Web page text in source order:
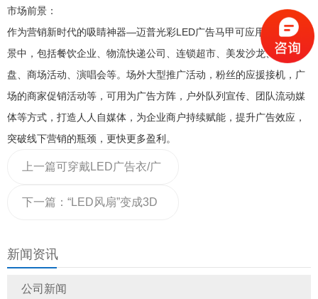
新闻资讯
公司新闻
市场前景：
作为营销新时代的吸睛神器—迈普光彩LED广告马甲可应用在很多场
景中，包括餐饮企业、物流快递公司、连锁超市、美发沙龙、楼市开
盘、商场活动、演唱会等。场外大型推广活动，粉丝的应援接机，广
场的商家促销活动等，可用为广告方阵，户外队列宣传、团队流动媒
体等方式，打造人人自媒体，为企业商户持续赋能，提升广告效应，
突破线下营销的瓶颈，更快更多盈利。
上一篇可穿戴LED广告衣/广
告衫/马甲屏
下一篇： “LED风扇”变成3D